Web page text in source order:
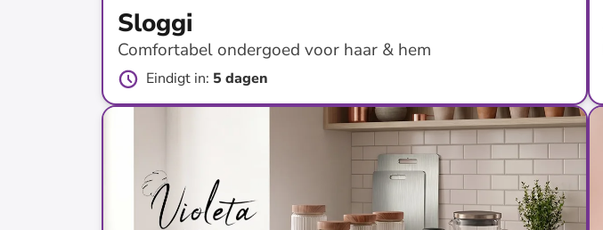
Sloggi
Comfortabel ondergoed voor haar & hem
Eindigt in: 5 dagen